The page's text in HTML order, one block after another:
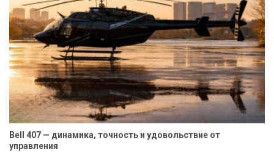
Bell 407 — динамика, точность и удовольствие от
управления